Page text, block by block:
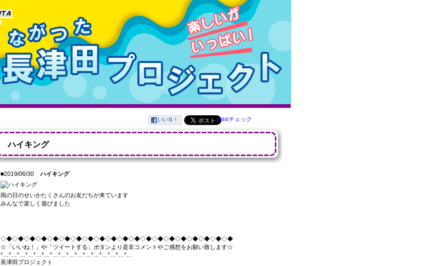
mixiチェック
ハイキング
■2019/06/30 ハイキング
雨の日のせいかたくさんのお友だちが来ています
みんなで楽しく遊びました
◇◆◇◆◇◆◇◆◇◆◇◆◇◆◇◆◇◆◇◆◇◆◇◆◇◆◇◆◇◆◇◆◇◆◇◆◇◆◇◆
☆「いいね！」や「ツイートする」ボタンより是非コメントやご感想をお願い致します☆
*…*…*…*…*…*…*…*…*…*…*…*…*…*…*…*…
長津田プロジェクト